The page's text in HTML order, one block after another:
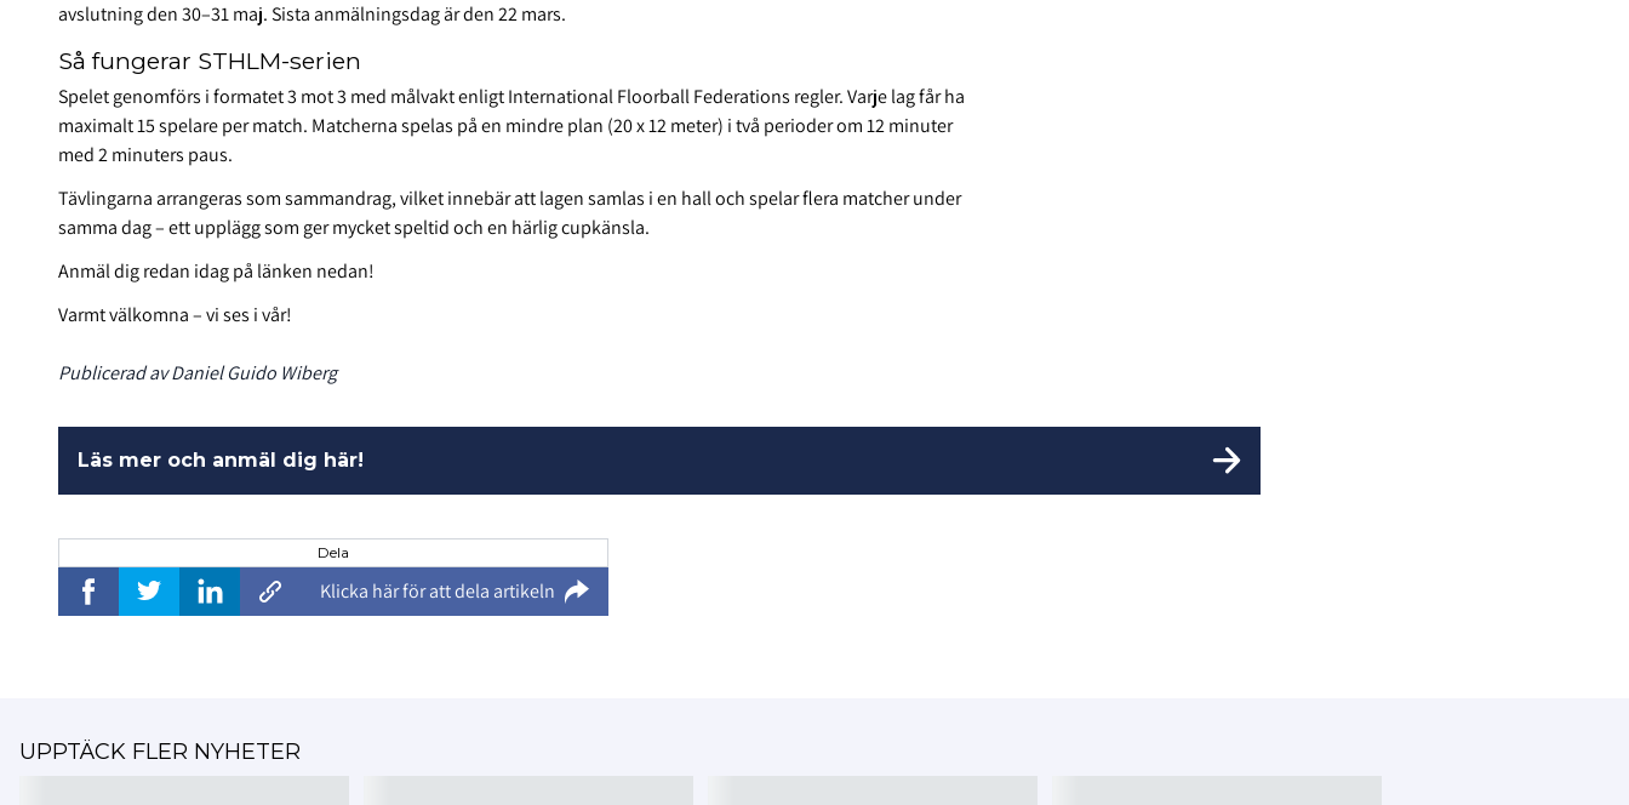
avslutning den 30–31 maj. Sista anmälningsdag är den 22 mars.
Så fungerar STHLM-serien
Spelet genomförs i formatet 3 mot 3 med målvakt enligtInternational Floorball Federations regler. Varje lag får ha
maximalt 15 spelare per match. Matcherna spelas på en mindre plan (20 x 12 meter) i två perioder om 12 minuter
med 2 minuters paus.
Tävlingarna arrangeras som sammandrag, vilket innebär att lagen samlas i en hall och spelar flera matcher under
samma dag – ett upplägg som ger mycket speltid och en härlig cupkänsla.
Anmäl dig redan idag på länken nedan!
Varmt välkomna – vi ses i vår!
Publicerad av Daniel Guido Wiberg
Läs mer och anmäl dig här!
Dela
Klicka här för att dela artikeln
UPPTÄCK FLER NYHETER